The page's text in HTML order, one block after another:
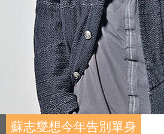
蘇志燮想今年告別單身